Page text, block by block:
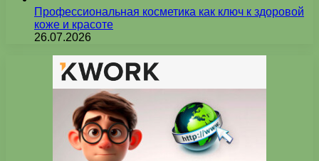
Профессиональная косметика как ключ к здоровой
коже и красоте
26.07.2026